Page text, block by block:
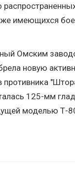
имеющихся
Омским
новую
125-мм
моделью Т-